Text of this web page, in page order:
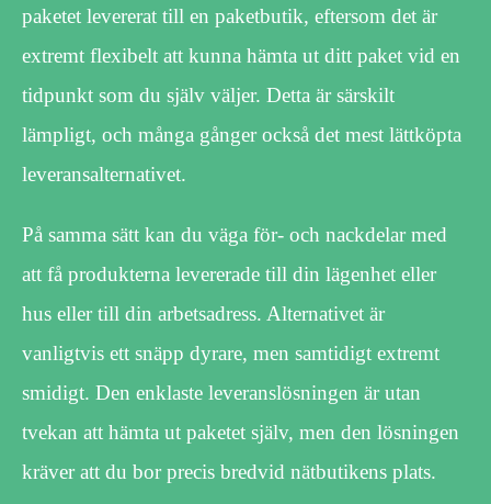
paketet levererat till en paketbutik, eftersom det är
extremt flexibelt att kunna hämta ut ditt paket vid en
tidpunkt som du själv väljer. Detta är särskilt
lämpligt, och många gånger också det mest lättköpta
leveransalternativet.
På samma sätt kan du väga för- och nackdelar med
att få produkterna levererade till din lägenhet eller
hus eller till din arbetsadress. Alternativet är
vanligtvis ett snäpp dyrare, men samtidigt extremt
smidigt. Den enklaste leveranslösningen är utan
tvekan att hämta ut paketet själv, men den lösningen
kräver att du bor precis bredvid nätbutikens plats.